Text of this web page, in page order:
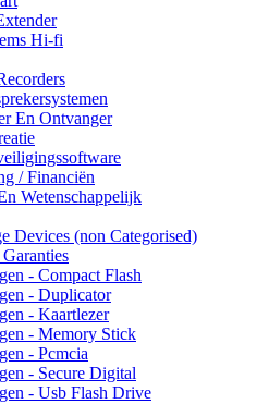
Hi-fi
En Ontvanger
/ Financiën
Wetenschappelijk
Devices (non Categorised)
- Compact Flash
- Duplicator
- Kaartlezer
- Memory Stick
- Pcmcia
- Secure Digital
- Usb Flash Drive